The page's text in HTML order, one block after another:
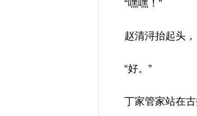
“嘿嘿！”
赵清浔抬起头，
“好。”
丁家管家站在古